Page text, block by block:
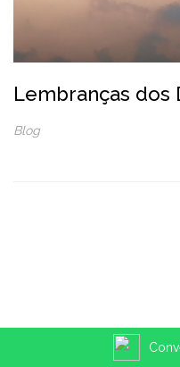
Lembranças dos
Blog